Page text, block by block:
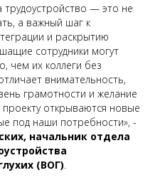
трудоустройство — это не
а важный шаг к
и раскрытию
сотрудники могут
чем их коллеги без
внимательность,
грамотности и желание
открываются новые
под наши потребности», -
начальник отдела
(ВОГ)